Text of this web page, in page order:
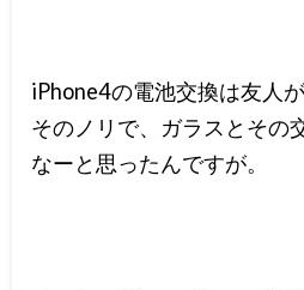
iPhone4の電池交換は友人
そのノリで、ガラスとその
なーと思ったんですが。